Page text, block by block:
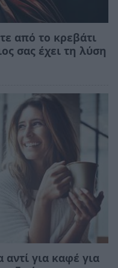
από το κρεβάτι
σας έχει τη λύση
για καφέ για